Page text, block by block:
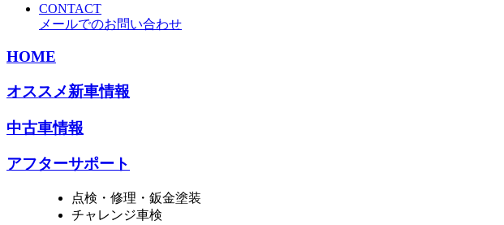
CONTACT
メールでのお問い合わせ
HOME
オススメ新車情報
中古車情報
アフターサポート
点検・修理・鈑金塗装
チャレンジ車検